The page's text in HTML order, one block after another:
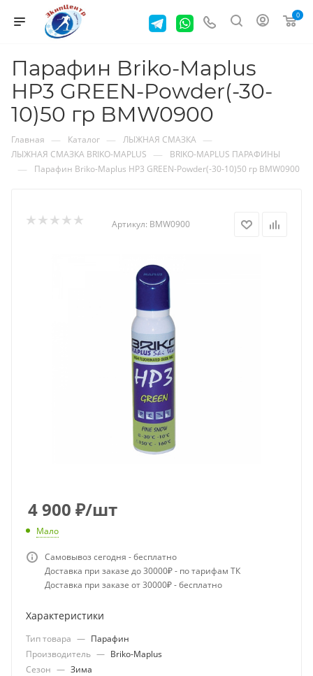
0
Парафин Briko-Maplus
HP3 GREEN-Powder(-30-
10)50 гр BMW0900
Главная — Каталог — ЛЫЖНАЯ СМАЗКА —
ЛЫЖНАЯ СМАЗКА BRIKO-MAPLUS — BRIKO-MAPLUS ПАРАФИНЫ
— Парафин Briko-Maplus HP3 GREEN-Powder(-30-10)50 гр BMW0900
Артикул: BMW0900
4 900 ₽/шт
Мало
Самовывоз сегодня - бесплатно
Доставка при заказе до 30000₽ - по тарифам ТК
Доставка при заказе от 30000₽ - бесплатно
Характеристики
Тип товара — Парафин
Производитель — Briko-Maplus
Сезон — Зима